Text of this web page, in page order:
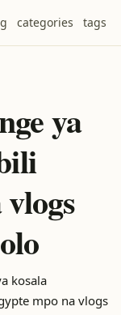
categories tags
ya
kosala
mpo na vlogs